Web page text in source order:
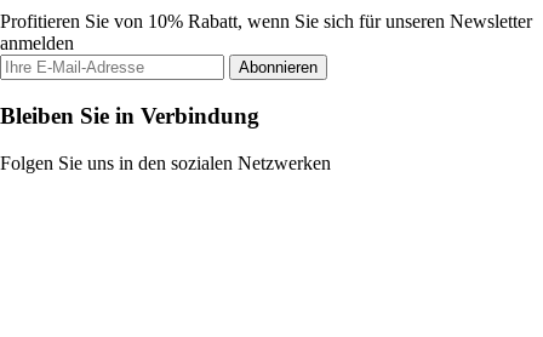
Profitieren Sie von 10% Rabatt, wenn Sie sich für unseren Newsletter
anmelden
Abonnieren
Bleiben Sie in Verbindung
Folgen Sie uns in den sozialen Netzwerken